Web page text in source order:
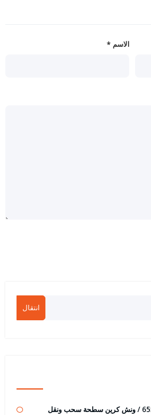
الاسم *
انتقال
ونش ابو حليفة رقم / 65557275 / ونش كرين سطحة سحب ونقل